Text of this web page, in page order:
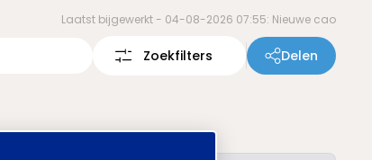
Laatst bijgewerkt - 04-08-2026 07:55: Nieuwe cao
Zoekfilters Delen